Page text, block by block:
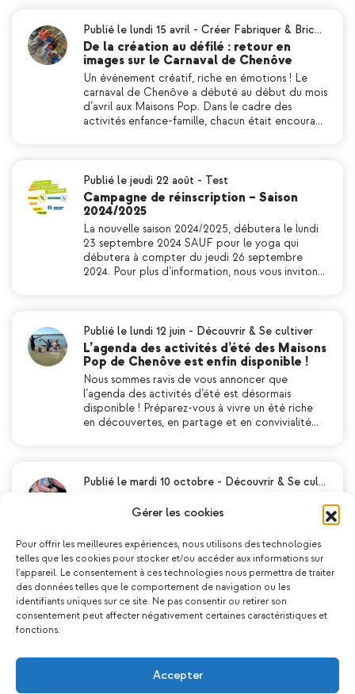
Gérer les cookies
Pour offrir les meilleures expériences, nous utilisons des technologies
telles que les cookies pour stocker et/ou accéder aux informations sur
l'appareil. Le consentement à ces technologies nous permettra de traiter
des données telles que le comportement de navigation ou les
identifiants uniques sur ce site. Ne pas consentir ou retirer son
consentement peut affecter négativement certaines caractéristiques et
fonctions.
Accepter
Publié le lundi 15 avril - Créer Fabriquer & Bric…
De la création au défilé : retour en
images sur le Carnaval de Chenôve
Un évènement créatif, riche en émotions ! Le
carnaval de Chenôve a débuté au début du mois
d’avril aux Maisons Pop. Dans le cadre des
activités enfance-famille, chacun était encoura…
Publié le jeudi 22 août - Test
Campagne de réinscription – Saison
2024/2025
La nouvelle saison 2024/2025, débutera le lundi
23 septembre 2024 SAUF pour le yoga qui
débutera à compter du jeudi 26 septembre
2024. Pour plus d’information, nous vous inviton…
Publié le lundi 12 juin - Découvrir & Se cultiver
L’agenda des activités d’été des Maisons
Pop de Chenôve est enfin disponible !
Nous sommes ravis de vous annoncer que
l’agenda des activités d’été est désormais
disponible ! Préparez-vous à vivre un été riche
en découvertes, en partage et en convivialité…
Publié le mardi 10 octobre - Découvrir & Se cul…
des Vacances d’Automne !
sommes ravis de vous présenter le programme
des activités qui vous attendent aux Maisons
Pop. Que vous soyez passionné de musique, am…
Il n’est jamais trop tard pour profiter des